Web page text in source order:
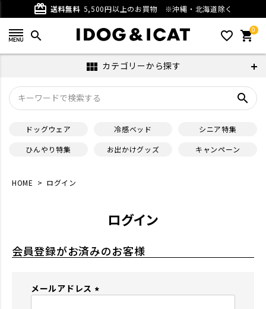
card_giftcard 送料無料 5,500円以上のお買物 ※沖縄・北海道除く
search favorite_outline 0
shopping_cart
view_module カテゴリーから探す
search
ドッグウェア 冷感ベッド
シニア特集
ひんやり特集
お出かけグッズ キャンペーン
HOME ログイン
ログイン
会員登録がお済みのお客様
メールアドレス